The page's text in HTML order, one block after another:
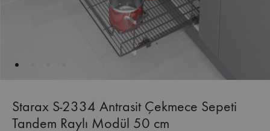
Starax S-2334 Antrasit Çekmece Sepeti
Tandem Raylı Modül 50 cm